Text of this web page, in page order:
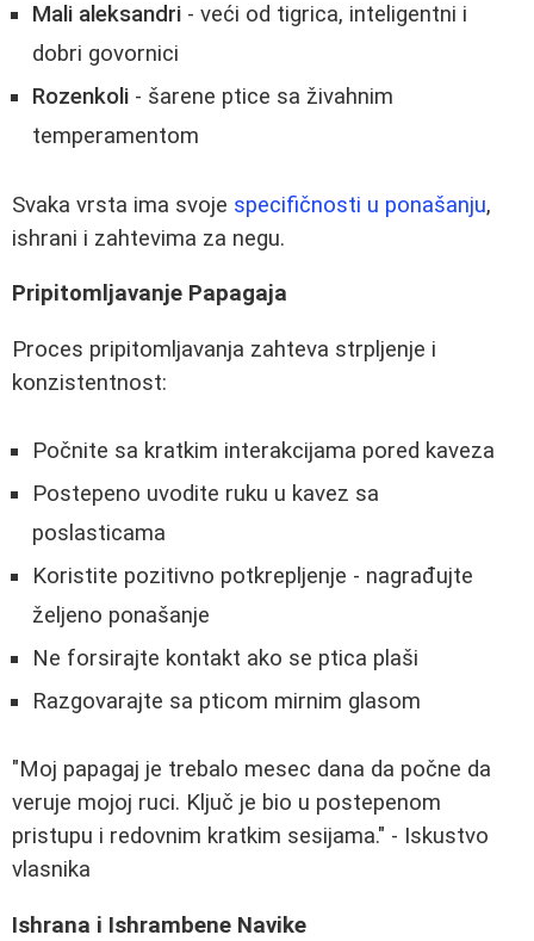
Mali aleksandri - veći od tigrica, inteligentni i
dobri govornici
Rozenkoli - šarene ptice sa živahnim
temperamentom
Svaka vrsta ima svoje specifičnosti u ponašanju,
ishrani i zahtevima za negu.
Pripitomljavanje Papagaja
Proces pripitomljavanja zahteva strpljenje i
konzistentnost:
Počnite sa kratkim interakcijama pored kaveza
Postepeno uvodite ruku u kavez sa
poslasticama
Koristite pozitivno potkrepljenje - nagrađujte
željeno ponašanje
Ne forsirajte kontakt ako se ptica plaši
Razgovarajte sa pticom mirnim glasom
"Moj papagaj je trebalo mesec dana da počne da
veruje mojoj ruci. Ključ je bio u postepenom
pristupu i redovnim kratkim sesijama." - Iskustvo
vlasnika
Ishrana i Ishrambene Navike